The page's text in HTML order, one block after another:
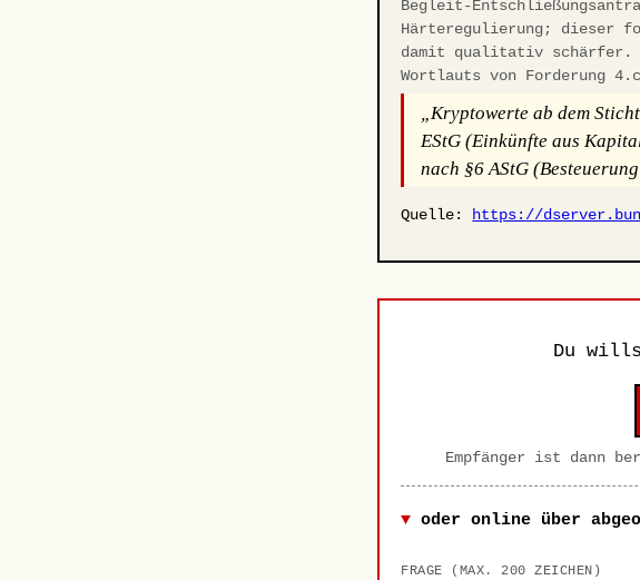
Begleit-
Härteregulierung; dieser
damit qualitativ schärfer.
Wortlauts von Forderung
„Kryptowerte ab dem
EStG (Einkünfte aus
nach §6 AStG
Quelle: https://
Du
Empfänger ist dann
oder online über
FRAGE (MAX. 200 ZEICHEN)